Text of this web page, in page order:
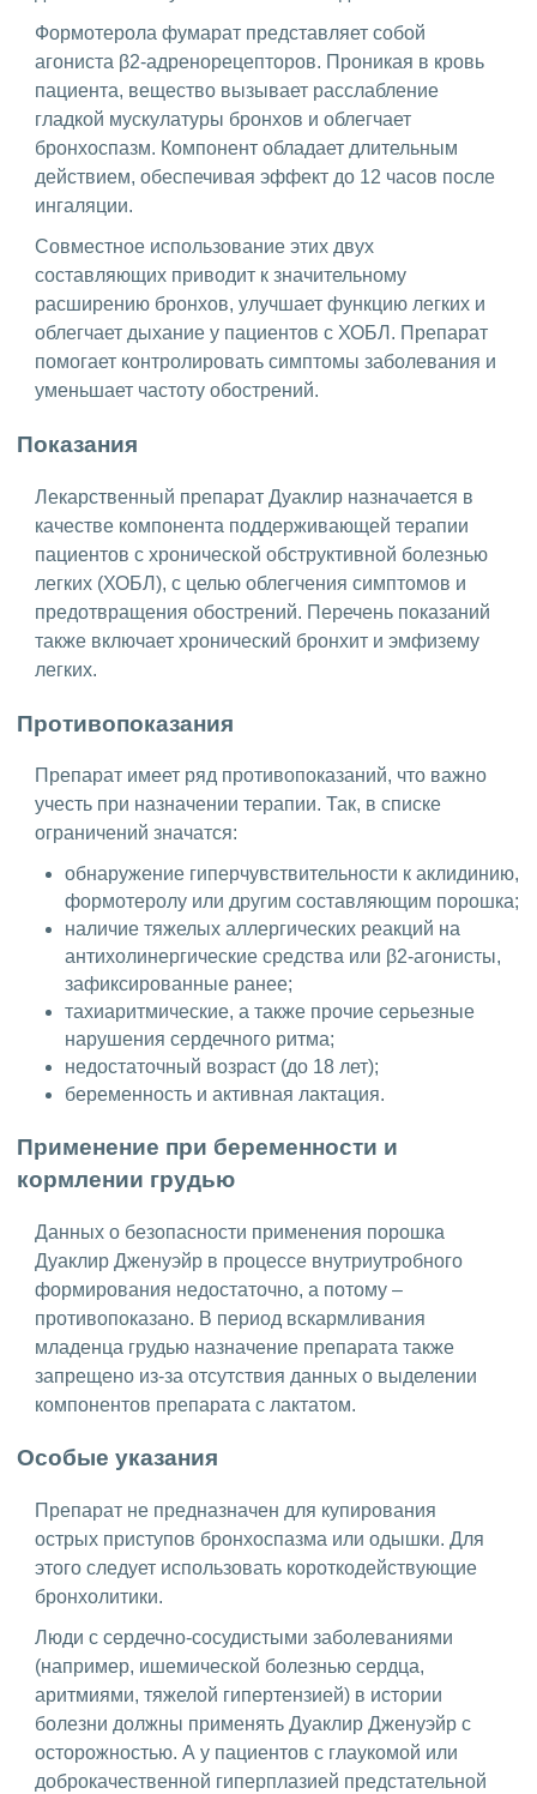
Формотерола фумарат представляет собой
агониста β2-адренорецепторов. Проникая в кровь
пациента, вещество вызывает расслабление
гладкой мускулатуры бронхов и облегчает
бронхоспазм. Компонент обладает длительным
действием, обеспечивая эффект до 12 часов после
ингаляции.
Совместное использование этих двух
составляющих приводит к значительному
расширению бронхов, улучшает функцию легких и
облегчает дыхание у пациентов с ХОБЛ. Препарат
помогает контролировать симптомы заболевания и
уменьшает частоту обострений.
Показания
Лекарственный препарат Дуаклир назначается в
качестве компонента поддерживающей терапии
пациентов с хронической обструктивной болезнью
легких (ХОБЛ), с целью облегчения симптомов и
предотвращения обострений. Перечень показаний
также включает хронический бронхит и эмфизему
легких.
Противопоказания
Препарат имеет ряд противопоказаний, что важно
учесть при назначении терапии. Так, в списке
ограничений значатся:
обнаружение гиперчувствительности к аклидинию,
формотеролу или другим составляющим порошка;
наличие тяжелых аллергических реакций на
антихолинергические средства или β2-агонисты,
зафиксированные ранее;
тахиаритмические, а также прочие серьезные
нарушения сердечного ритма;
недостаточный возраст (до 18 лет);
беременность и активная лактация.
Применение при беременности и
кормлении грудью
Данных о безопасности применения порошка
Дуаклир Дженуэйр в процессе внутриутробного
формирования недостаточно, а потому –
противопоказано. В период вскармливания
младенца грудью назначение препарата также
запрещено из-за отсутствия данных о выделении
компонентов препарата с лактатом.
Особые указания
Препарат не предназначен для купирования
острых приступов бронхоспазма или одышки. Для
этого следует использовать короткодействующие
бронхолитики.
Люди с сердечно-сосудистыми заболеваниями
(например, ишемической болезнью сердца,
аритмиями, тяжелой гипертензией) в истории
болезни должны применять Дуаклир Дженуэйр с
осторожностью. А у пациентов с глаукомой или
доброкачественной гиперплазией предстательной